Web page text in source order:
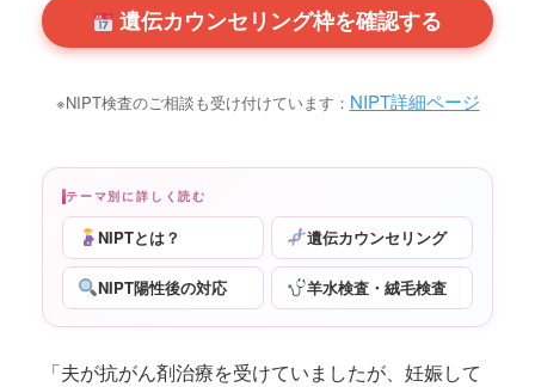
遺伝カウンセリング枠を確認する
※NIPT検査のご相談も受け付けています： NIPT詳細ページ
テーマ別に詳しく読む
NIPTとは？ 遺伝カウンセリング
NIPT陽性後の対応 羊水検査・絨毛検査
「夫が抗がん剤治療を受けていましたが、妊娠して